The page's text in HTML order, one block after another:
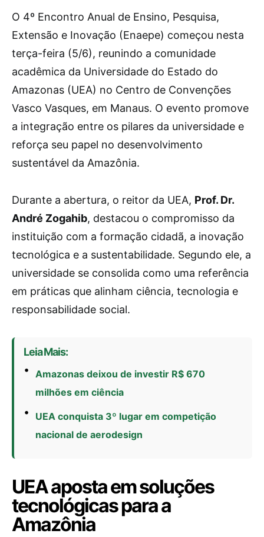
O 4º Encontro Anual de Ensino, Pesquisa,
Extensão e Inovação (Enaepe) começou nesta
terça-feira (5/6), reunindo a comunidade
acadêmica da Universidade do Estado do
Amazonas (UEA) no Centro de Convenções
Vasco Vasques, em Manaus. O evento promove
a integração entre os pilares da universidade e
reforça seu papel no desenvolvimento
sustentável da Amazônia.
Durante a abertura, o reitor da UEA, Prof. Dr.
André Zogahib, destacou o compromisso da
instituição com a formação cidadã, a inovação
tecnológica e a sustentabilidade. Segundo ele, a
universidade se consolida como uma referência
em práticas que alinham ciência, tecnologia e
responsabilidade social.
Leia Mais:
Amazonas deixou de investir R$ 670
milhões em ciência
UEA conquista 3º lugar em competição
nacional de aerodesign
UEA aposta em soluções
tecnológicas para a
Amazônia